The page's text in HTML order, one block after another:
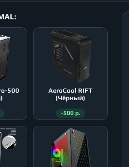
500
AeroСool RIFT
(Чёрный)
-500 р.